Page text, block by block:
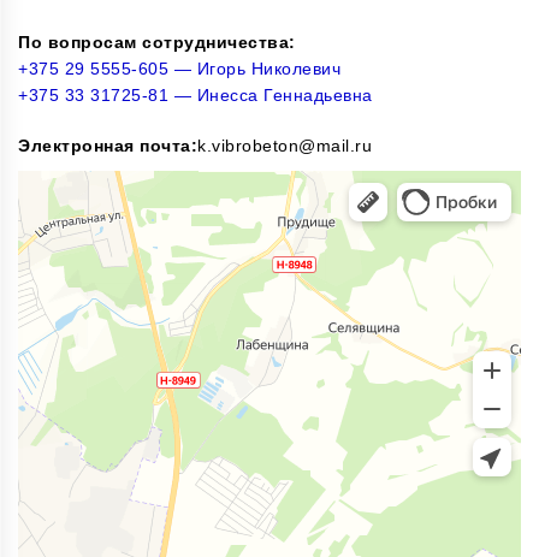
По вопросам сотрудничества:
+375 29 5555-605 — Игорь Николевич
+375 33 31725-81 — Инесса Геннадьевна
Электронная почта:k.vibrobeton@mail.ru